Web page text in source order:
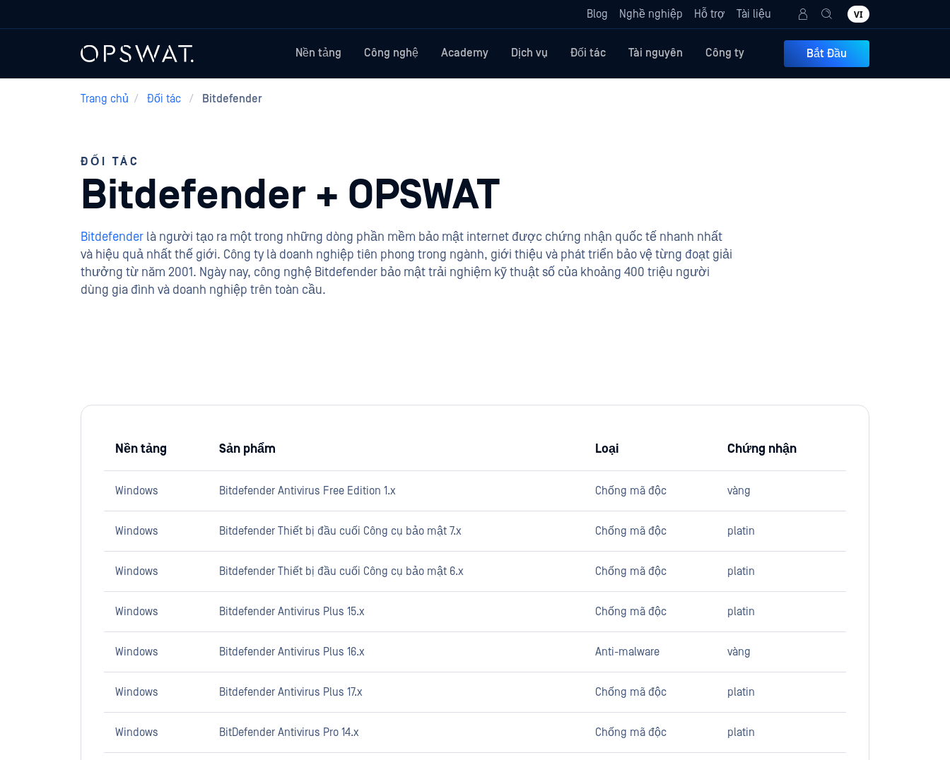
Blog Nghề nghiệp Hỗ trợ Tài liệu VI
Nền tảng Công nghệ Academy Dịch vụ Đối tác Tài nguyên Công ty Bắt Đầu
Trang chủ / Đối tác / Bitdefender
ĐỐI TÁC
Bitdefender + OPSWAT
Bitdefender là người tạo ra một trong những dòng phần mềm bảo mật internet được chứng nhận quốc tế nhanh nhất
và hiệu quả nhất thế giới. Công ty là doanh nghiệp tiên phong trong ngành, giới thiệu và phát triển bảo vệ từng đoạt giải
thưởng từ năm 2001. Ngày nay, công nghệ Bitdefender bảo mật trải nghiệm kỹ thuật số của khoảng 400 triệu người
dùng gia đình và doanh nghiệp trên toàn cầu.
Nền tảng Sản phẩm Loại Chứng nhận
Windows Bitdefender Antivirus Free Edition 1.x Chống mã độc vàng
Windows Bitdefender Thiết bị đầu cuối Công cụ bảo mật 7.x Chống mã độc platin
Windows Bitdefender Thiết bị đầu cuối Công cụ bảo mật 6.x Chống mã độc platin
Windows Bitdefender Antivirus Plus 15.x Chống mã độc platin
Windows Bitdefender Antivirus Plus 16.x Anti-malware vàng
Windows Bitdefender Antivirus Plus 17.x Chống mã độc platin
Windows BitDefender Antivirus Pro 14.x Chống mã độc platin